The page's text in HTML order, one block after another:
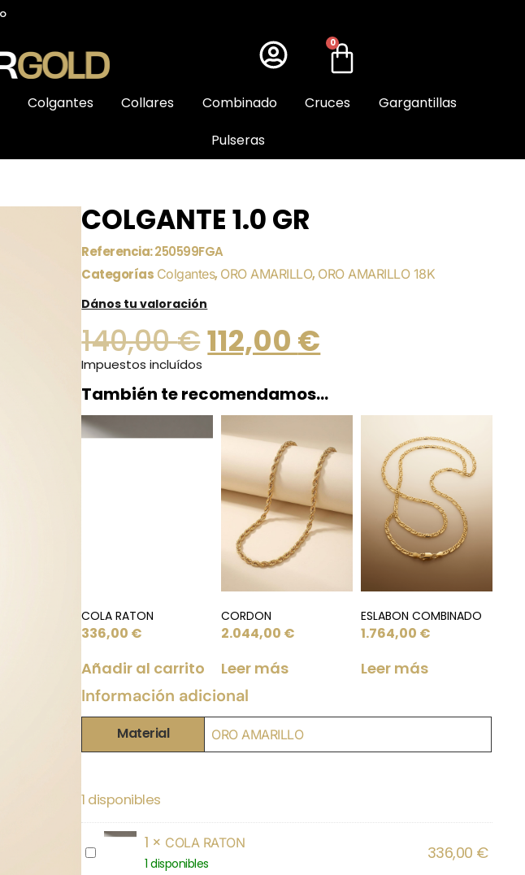
0
Colgantes Collares Combinado Cruces
Gargantillas
Pulseras
COLGANTE 1.0 GR
Referencia:250599FGA
Categorías Colgantes, ORO AMARILLO, ORO AMARILLO 18K
Dános tu valoración
140,00€112,00 €
Impuestos incluídos
También te recomendamos…
COLA RATON
336,00 €
Añadir al carrito
CORDON
2.044,00 €
Leer más
ESLABON COMBINADO
1.764,00 €
Leer más
Información adicional
Material ORO AMARILLO
1 disponibles
COLA
RATON
1 × COLA RATON
1 disponibles
336,00 €